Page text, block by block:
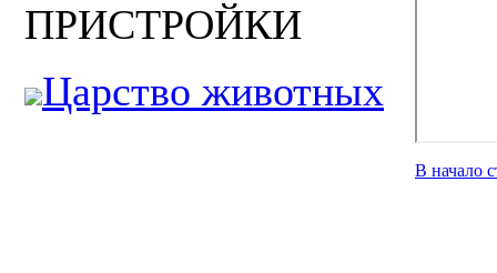
ПРИСТРОЙКИ
Царство животных
В начало